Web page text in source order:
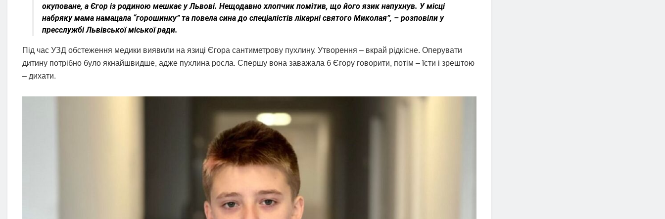
окуповане, а Єгор із родиною мешкає у Львові. Нещодавно хлопчик помітив, що його язик напухнув. У місці
набряку мама намацала “горошинку” та повела сина до спеціалістів лікарні святого Миколая”, – розповіли у
пресслужбі Львівської міської ради.
Під час УЗД обстеження медики виявили на язиці Єгора сантиметрову пухлину. Утворення – вкрай рідкісне. Оперувати
дитину потрібно було якнайшвидше, адже пухлина росла. Спершу вона заважала б Єгору говорити, потім – їсти і зрештою
– дихати.